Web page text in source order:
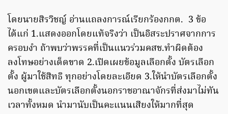
โดยนายสิรวิชญ์ อ่านแถลงการณ์เรียกร้องกกต. 3 ข้อ
ได้แก่ 1.แสดงออกโดยแท้จริงว่า เป็นอิสระปราศจากการ
ครอบงำ ถ้าพบว่าพรรคที่เป็นแนวร่วมคสช.ทำผิดต้อง
ลงโทษอย่างเด็ดขาด 2.เปิดเผยข้อมูลเลือกตั้ง บัตรเลือก
ตั้ง ผู้มาใช้สิทธิ ทุกอย่างโดยละเอียด 3.ให้นำบัตรเลือกตั้ง
นอกเขตและบัตรเลือกตั้งนอกราชอาณาจักรที่ส่งมาไม่ทัน
เวลาทั้งหมด นำมานับเป็นคะแนนเสียงให้มากที่สุด